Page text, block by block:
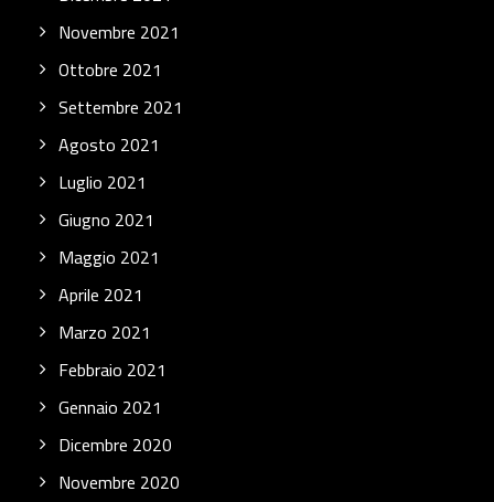
Novembre 2021
Ottobre 2021
Settembre 2021
Agosto 2021
Luglio 2021
Giugno 2021
Maggio 2021
Aprile 2021
Marzo 2021
Febbraio 2021
Gennaio 2021
Dicembre 2020
Novembre 2020